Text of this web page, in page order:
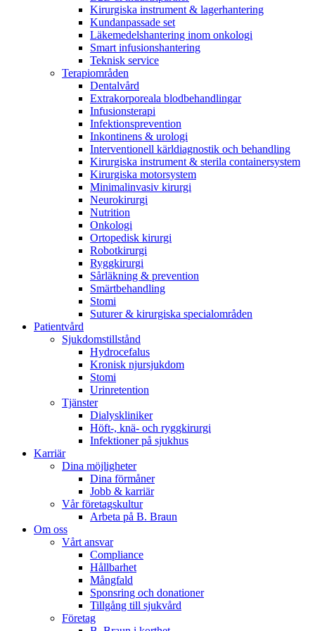
Produktkatalog
Hitta den produkt du letar efter. Besök B. Brauns
produktkatalog med hela vårt sortiment.
En planerad sjukhusinläggning kan påverka vem som helst.
Visste du att du som patient kan göra mycket för din egen och
andras säkerhet?
I dialog med B. Braun. Hör av dig till oss.
Kirurgiska instrument & lagerhantering
Kundanpassade set
Läkemedelshantering inom onkologi
Smart infusionshantering
Teknisk service
Terapiområden
Dentalvård
Extrakorporeala blodbehandlingar
Infusionsterapi
Infektionsprevention
Inkontinens & urologi
Interventionell kärldiagnostik och behandling
Kirurgiska instrument & sterila containersystem
Kirurgiska motorsystem
Minimalinvasiv kirurgi
Neurokirurgi
Nutrition
Onkologi
Ortopedisk kirurgi
Robotkirurgi
Ryggkirurgi
Sårläkning & prevention
Smärtbehandling
Stomi
Suturer & kirurgiska specialområden
Patientvård
Sjukdomstillstånd
Hydrocefalus
Kronisk njursjukdom
Stomi
Urinretention
Tjänster
Dialyskliniker
Höft-, knä- och ryggkirurgi
Infektioner på sjukhus
Karriär
Dina möjligheter
Dina förmåner
Jobb & karriär
Vår företagskultur
Arbeta på B. Braun
Om oss
Vårt ansvar
Compliance
Hållbarhet
Mångfald
Sponsring och donationer
Tillgång till sjukvård
Företag